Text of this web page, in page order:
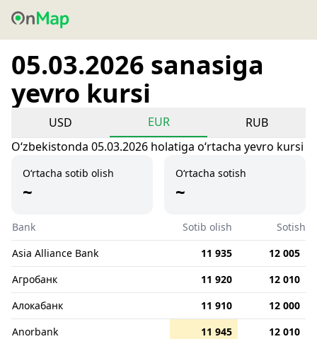
05.03.2026 sanasiga
yevro kursi
USD EUR
RUB
Oʻzbekistonda 05.03.2026 holatiga oʻrtacha yevro kursi
O‘rtacha sotib olish
~
O‘rtacha sotish
~
Bank Sotib olish
Sotish
Asia Alliance Bank
11 935
12 005
Агробанк
11 920
12 010
Алокабанк
11 910
12 000
Anorbank
11 945
12 010